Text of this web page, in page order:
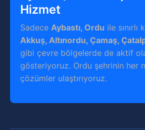
Hizmet
Sadece Aybastı, Ordu ile sınırlı
Akkuş, Altınordu, Çamaş,
gibi çevre bölgelerde de aktif
gösteriyoruz. Ordu şehrinin her
çözümler ulaştırıyoruz.